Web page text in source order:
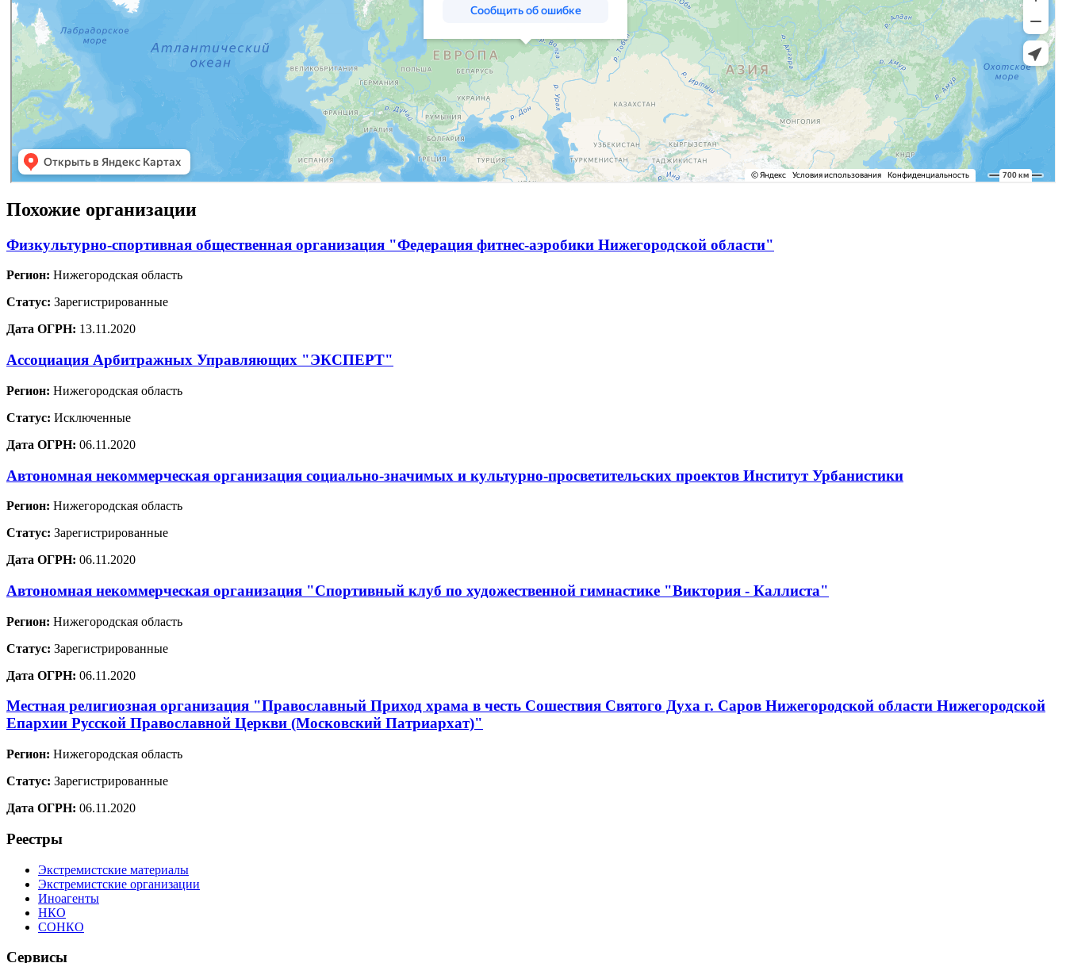
Похожие организации
Физкультурно-спортивная общественная организация "Федерация фитнес-аэробики Нижегородской области"
Регион: Нижегородская область
Статус: Зарегистрированные
Дата ОГРН: 13.11.2020
Ассоциация Арбитражных Управляющих "ЭКСПЕРТ"
Регион: Нижегородская область
Статус: Исключенные
Дата ОГРН: 06.11.2020
Автономная некоммерческая организация социально-значимых и культурно-просветительских проектов Институт Урбанистики
Регион: Нижегородская область
Статус: Зарегистрированные
Дата ОГРН: 06.11.2020
Автономная некоммерческая организация "Спортивный клуб по художественной гимнастике "Виктория - Каллиста"
Регион: Нижегородская область
Статус: Зарегистрированные
Дата ОГРН: 06.11.2020
Местная религиозная организация "Православный Приход храма в честь Сошествия Святого Духа г. Саров Нижегородской области Нижегородской
Епархии Русской Православной Церкви (Московский Патриархат)"
Регион: Нижегородская область
Статус: Зарегистрированные
Дата ОГРН: 06.11.2020
Реестры
Экстремистские материалы
Экстремистские организации
Иноагенты
НКО
СОНКО
Сервисы